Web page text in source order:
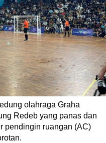
olahraga Graha
Redeb yang panas dan
pendingin ruangan (AC)